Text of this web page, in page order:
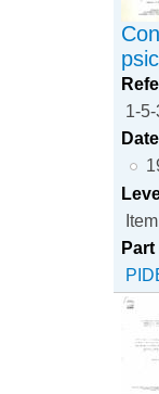
1-5-
Item
Part